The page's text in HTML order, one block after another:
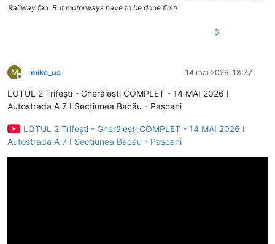
Railway fan. But motorways have to be done first!
6
M
Deconectat
mike_us 14 mai 2026, 18:37
LOTUL 2 Trifești - Gherăiești COMPLET - 14 MAI 2026 I
Autostrada A 7 I Secțiunea Bacău - Pașcani
LOTUL 2 Trifești - Gherăiești COMPLET - 14 MAI 2026 I
Autostrada A 7 I Secțiunea Bacău - Pașcani